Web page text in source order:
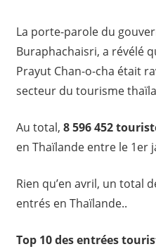
La porte-parole du
Buraphachaisri, a révélé
Prayut Chan-o-cha était
secteur du tourisme
Au total, 8 596 452
en Thaïlande entre le 1er
Rien qu’en avril, un total
entrés en Thaïlande..
Top 10 des entrées